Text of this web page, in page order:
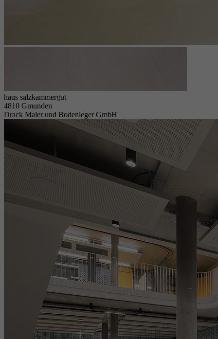
haus salzkammergut
4810 Gmunden
Drack Maler und Bodenleger GmbH